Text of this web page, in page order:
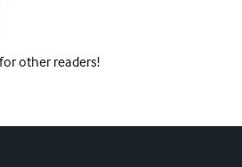
other readers!